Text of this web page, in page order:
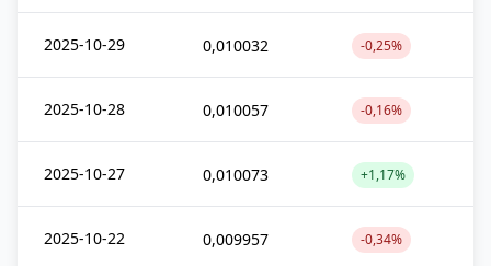
2025-10-29 0,010032 -0,25%
2025-10-28 0,010057 -0,16%
2025-10-27 0,010073 +1,17%
2025-10-22 0,009957 -0,34%